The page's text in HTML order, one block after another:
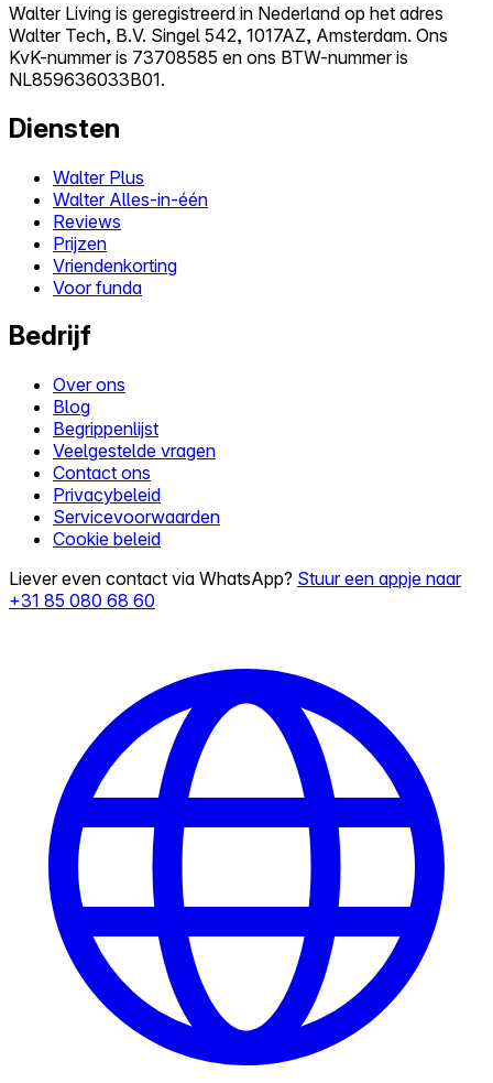
Walter Living is geregistreerd in Nederland op het adres
Walter Tech, B.V. Singel 542, 1017AZ, Amsterdam. Ons
KvK-nummer is 73708585 en ons BTW-nummer is
NL859636033B01.
Diensten
Walter Plus
Walter Alles-in-één
Reviews
Prijzen
Vriendenkorting
Voor funda
Bedrijf
Over ons
Blog
Begrippenlijst
Veelgestelde vragen
Contact ons
Privacybeleid
Servicevoorwaarden
Cookie beleid
Liever even contact via WhatsApp? Stuur een appje naar
+31 85 080 68 60